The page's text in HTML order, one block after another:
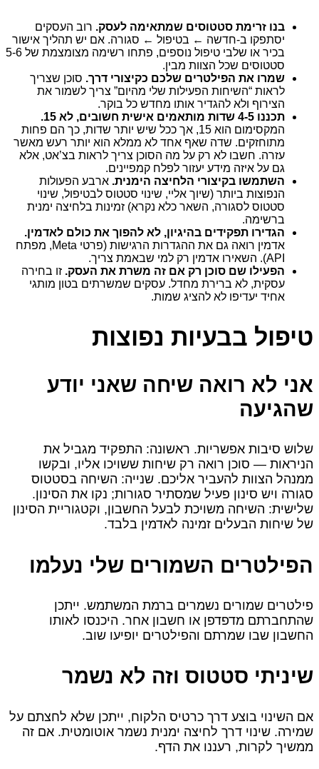
בנו זרימת סטטוסים שמתאימה לעסק. רוב העסקים
יסתפקו ב-חדשה ← בטיפול ← סגורה. אם יש תהליך אישור
בכיר או שלבי טיפול נוספים, פתחו רשימה מצומצמת של 5-6
סטטוסים שכל הצוות מבין.
שמרו את הפילטרים שלכם כקיצורי דרך. סוכן שצריך
לראות “השיחות הפעילות שלי מהיום” צריך לשמור את
הצירוף ולא להגדיר אותו מחדש כל בוקר.
תכננו 4-5 שדות מותאמים אישית חשובים, לא 15.
המקסימום הוא 15, אך ככל שיש יותר שדות, כך הם פחות
מתוחזקים. שדה שאף אחד לא ממלא הוא יותר רעש מאשר
עזרה. חשבו לא רק על מה הסוכן צריך לראות בצ’אט, אלא
גם על איזה מידע יעזור לפלח קמפיינים.
השתמשו בקיצורי הלחיצה הימנית. ארבע הפעולות
הנפוצות ביותר (שיוך אליי, שינוי סטטוס לבטיפול, שינוי
סטטוס לסגורה, השאר כלא נקרא) זמינות בלחיצה ימנית
ברשימה.
הגדירו תפקידים בהיגיון, לא להפוך את כולם לאדמין.
אדמין רואה גם את ההגדרות הרגישות (פרטי Meta, מפתח
API). השאירו אדמין רק למי שבאמת צריך.
הפעילו שם סוכן רק אם זה משרת את העסק. זו בחירה
עסקית, לא ברירת מחדל. עסקים שמשרתים בטון מותגי
אחיד יעדיפו לא להציג שמות.
טיפול בבעיות נפוצות
אני לא רואה שיחה שאני יודע
שהגיעה
שלוש סיבות אפשריות. ראשונה: התפקיד מגביל את
הניראות — סוכן רואה רק שיחות ששויכו אליו, ובקשו
ממנהל הצוות להעביר אליכם. שנייה: השיחה בסטטוס
סגורה ויש סינון פעיל שמסתיר סגורות; נקו את הסינון.
שלישית: השיחה משויכת לבעל החשבון, וקטגוריית הסינון
של שיחות הבעלים זמינה לאדמין בלבד.
הפילטרים השמורים שלי נעלמו
פילטרים שמורים נשמרים ברמת המשתמש. ייתכן
שהתחברתם מדפדפן או חשבון אחר. היכנסו לאותו
החשבון שבו שמרתם והפילטרים יופיעו שוב.
שיניתי סטטוס וזה לא נשמר
אם השינוי בוצע דרך כרטיס הלקוח, ייתכן שלא לחצתם על
שמירה. שינוי דרך לחיצה ימנית נשמר אוטומטית. אם זה
ממשיך לקרות, רעננו את הדף.